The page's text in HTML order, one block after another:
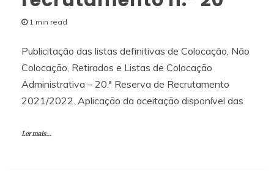
1 min read
Publicitação das listas definitivas de Colocação, Não
Colocação, Retirados e Listas de Colocação
Administrativa – 20.ª Reserva de Recrutamento
2021/2022. Aplicação da aceitação disponível das
Ler mais...